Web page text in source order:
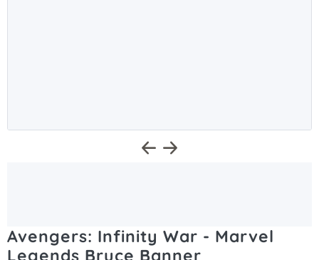
Avengers: Infinity War - Marvel
Legends Bruce Banner